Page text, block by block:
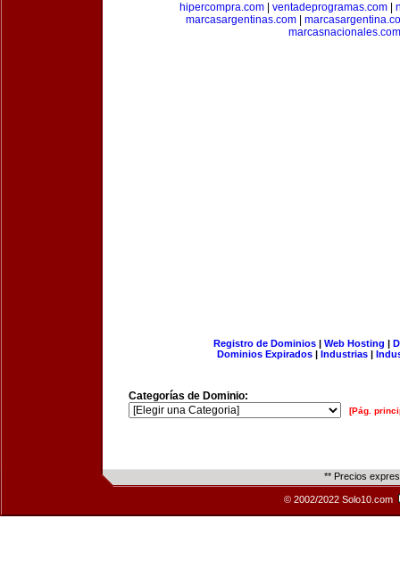
hipercompra.com
ventadeprogramas.com
marcasargentinas.com
marcasnacionales.com
Registro de Dominios| Web Hosting |
Dominios Expirados | Industrias |
Categorías de Dominio:
[Pág.
** Precios
© 2002/2022 Solo10.com